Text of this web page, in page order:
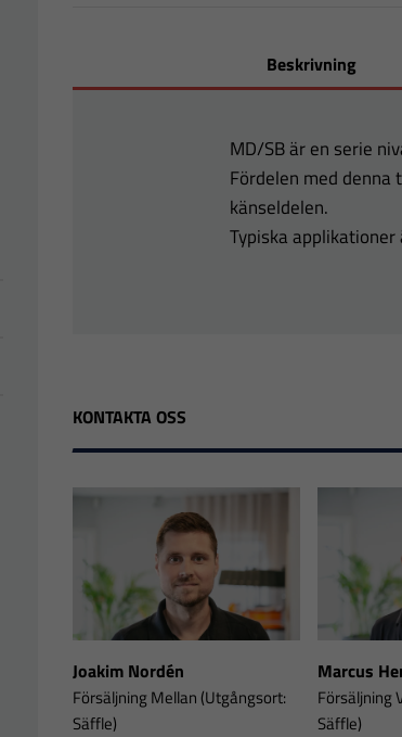
Beskrivning
MD/SB är en serie
Fördelen med denna
känseldelen.
Typiska
KONTAKTA OSS
Joakim Nordén
Försäljning Mellan (Utgångsort:
Säffle)
Marcus
Försäljning
Säffle)